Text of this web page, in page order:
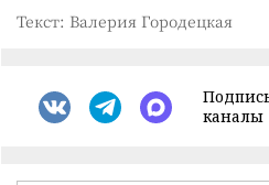
Текст: Валерия Городецкая
каналы